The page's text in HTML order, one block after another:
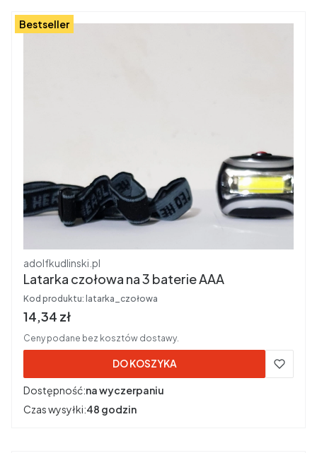
Bestseller
Producent
adolfkudlinski.pl
Latarka czołowa na 3 baterie AAA
Kod produktu: latarka_czołowa
Cena brutto
14,34 zł
Ceny podane bez kosztów dostawy.
DO KOSZYKA
Dostępność:na wyczerpaniu
Czas wysyłki:48 godzin